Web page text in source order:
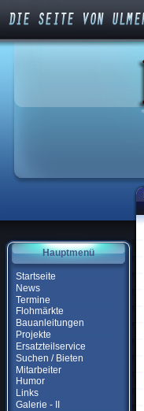
Hauptmenü
Startseite
News
Termine
Flohmärkte
Bauanleitungen
Projekte
Ersatzteilservice
Suchen / Bieten
Mitarbeiter
Humor
Links
Galerie - II